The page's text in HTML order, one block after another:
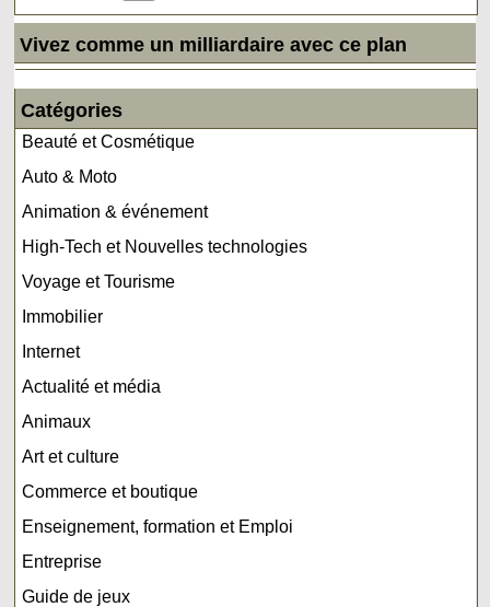
Vivez comme un milliardaire avec ce plan
Catégories
Beauté et Cosmétique
Auto & Moto
Animation & événement
High-Tech et Nouvelles technologies
Voyage et Tourisme
Immobilier
Internet
Actualité et média
Animaux
Art et culture
Commerce et boutique
Enseignement, formation et Emploi
Entreprise
Guide de jeux